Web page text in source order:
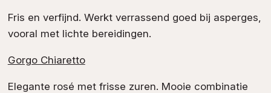
Fris en verfijnd. Werkt verrassend goed bij asperges,
vooral met lichte bereidingen.
Gorgo Chiaretto
Elegante rosé met frisse zuren. Mooie combinatie